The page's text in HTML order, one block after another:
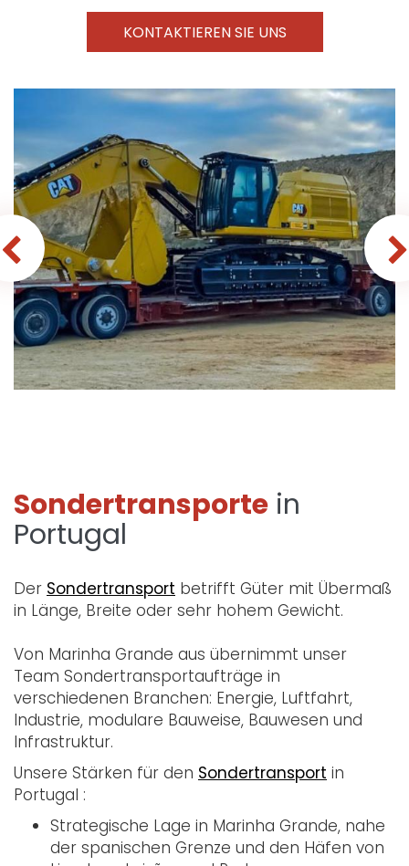
KONTAKTIEREN SIE UNS
Sondertransporte in
Portugal
Der Sondertransport betrifft Güter mit Übermaß
in Länge, Breite oder sehr hohem Gewicht.
Von Marinha Grande aus übernimmt unser
Team Sondertransportaufträge in
verschiedenen Branchen: Energie, Luftfahrt,
Industrie, modulare Bauweise, Bauwesen und
Infrastruktur.
Unsere Stärken für den Sondertransport in
Portugal :
Strategische Lage in Marinha Grande, nahe
der spanischen Grenze und den Häfen von